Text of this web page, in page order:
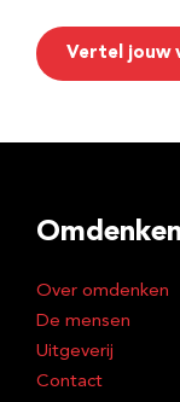
Vertel jouw
Omdenken
Over omdenken
De mensen
Uitgeverij
Contact